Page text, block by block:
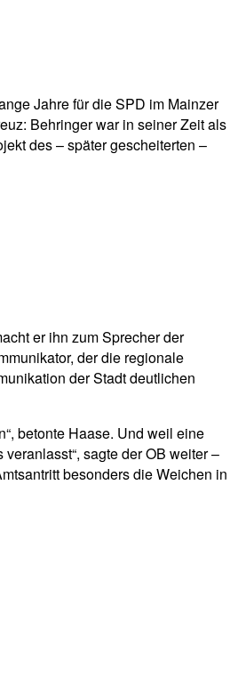
Jahre für die SPD im Mainzer
Behringer war in seiner Zeit als
des – später gescheiterten –
er ihn zum Sprecher der
der die regionale
der Stadt deutlichen
betonte Haase. Und weil eine
sagte der OB weiter –
besonders die Weichen in